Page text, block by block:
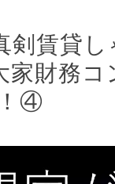
剣賃貸し
家財務
④